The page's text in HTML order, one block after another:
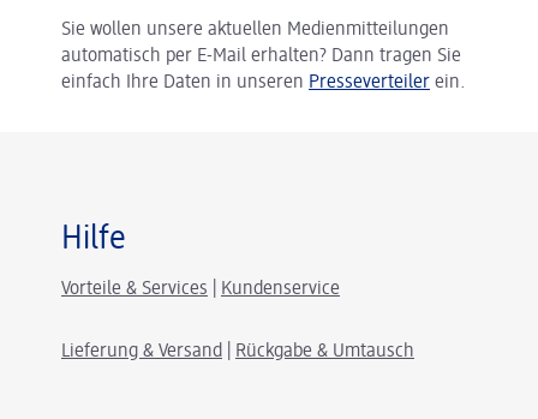
Sie wollen unsere aktuellen Medienmitteilungen
automatisch per E-Mail erhalten? Dann tragen Sie
einfach Ihre Daten in unseren Presseverteiler ein.
Hilfe
Vorteile & Services Kundenservice
Lieferung & Versand Rückgabe & Umtausch